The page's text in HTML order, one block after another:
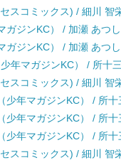
スコミックス) / 細川 智
ガジンKC） / 加瀬 あつ
ガジンKC） / 加瀬 あつ
年マガジンKC） / 所十
スコミックス) / 細川 智
少年マガジンKC） / 所
少年マガジンKC） / 所
少年マガジンKC） / 所
スコミックス) / 細川 智